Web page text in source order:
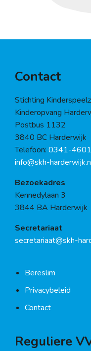
Contact
Stichting
Kinderopvang
Postbus 1132
3840 BC Harderwijk
Telefoon: 0341-
info@skh-
Bezoekadres
Kennedylaan 3
3844 BA Harderwijk
Secretariaat
secretariaat@skh-
Bereslim
Privacybeleid
Contact
Reguliere